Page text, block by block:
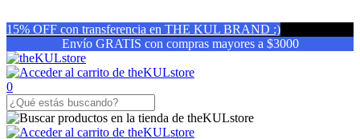
15% OFF con transferencia en THE KUL BRAND :)
Envío GRATIS con compras mayores a $3000
0